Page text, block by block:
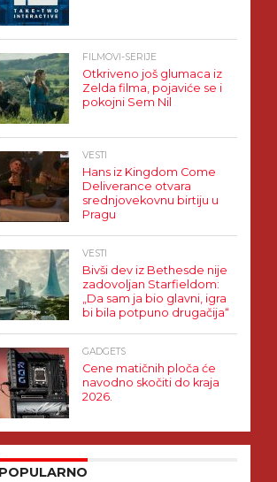
FILMOVI-SERIJE
Otkriveno još glumaca iz
Zelda filma, pojaviće se i
pokojni Sem Nil
VESTI
Hans iz Kingdom Come
Deliverance otvara
srednjovekovnu birtiju u
Pragu
VESTI
Bivši dev iz Bethesde nije
zadovoljan Starfieldom:
„Da sam ja bio glavni, igra
bi bila potpuno drugačija“
GADGETS
Cene matičnih ploča će
navodno skočiti do kraja
2026.
POPULARNO